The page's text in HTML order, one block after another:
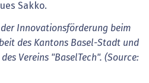
Innovationsförderung beim
des Kantons Basel-Stadt und
Vereins "BaselTech". (Source: